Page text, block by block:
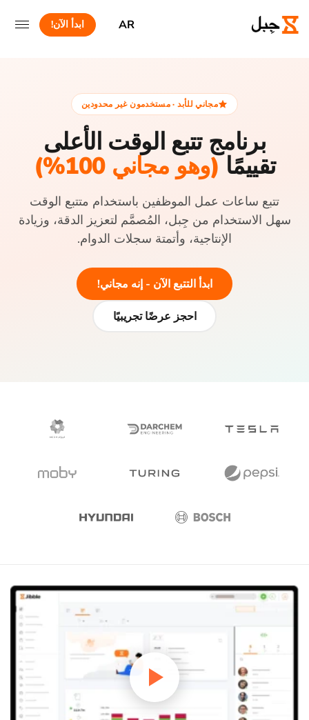
AR ابدأ الآن!
مجاني للأبد · مستخدمون غير محدودين
برنامج تتبع الوقت الأعلى
تقييمًا(وهو مجاني 100%)
تتبع ساعات عمل الموظفين باستخدام متتبع الوقت
سهل الاستخدام من جِبل، المُصمَّم لتعزيز الدقة، وزيادة
الإنتاجية، وأتمتة سجلات الدوام.
ابدأ التتبع الآن - إنه مجاني!
احجز عرضًا تجريبيًا